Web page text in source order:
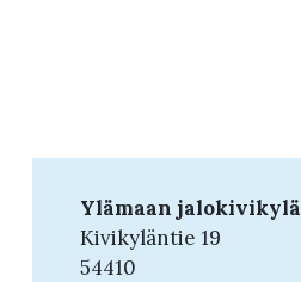
Ylämaan jalokivikylä
Kivikyläntie 19
54410